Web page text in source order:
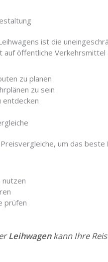
ist die
auf öffentliche Verkehrsmittel
zu planen
zu sein
um das beste
nutzen
prüfen
Leihwagenkann Ihre